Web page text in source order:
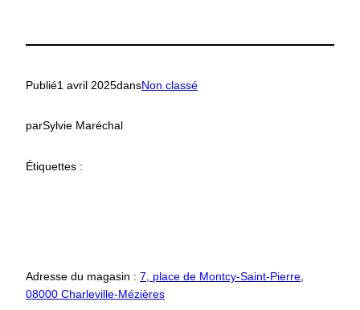
Publié1 avril 2025dansNon classé
parSylvie Maréchal
Étiquettes :
Adresse du magasin : 7, place de Montcy-Saint-Pierre,
08000 Charleville-Mézières